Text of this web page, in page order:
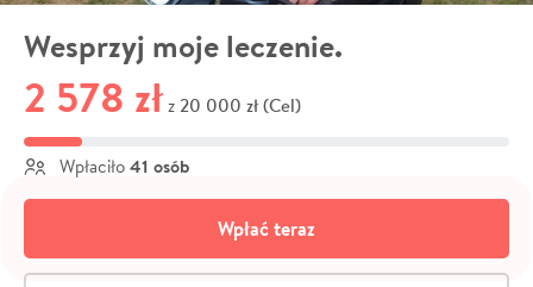
Wesprzyj moje leczenie.
2 578 zł z 20 000 zł (Cel)
Wpłaciło 41 osób
Wpłać teraz